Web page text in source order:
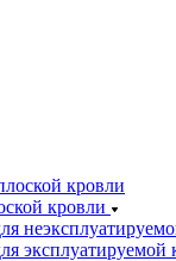
кровли
эксплуатируемой